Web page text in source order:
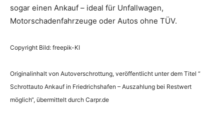
sogar einen Ankauf – ideal für Unfallwagen,
Motorschadenfahrzeuge oder Autos ohne TÜV.
Copyright Bild: freepik-KI
Originalinhalt von Autoverschrottung, veröffentlicht unter dem Titel “
Schrottauto Ankauf in Friedrichshafen – Auszahlung bei Restwert
möglich“, übermittelt durch Carpr.de